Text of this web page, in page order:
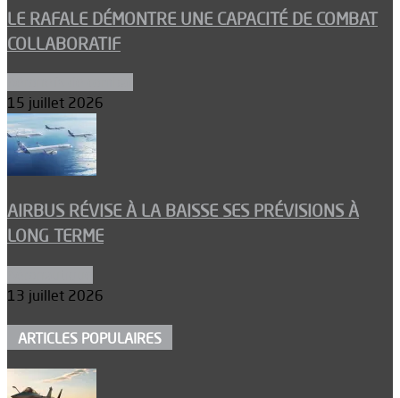
LE RAFALE DÉMONTRE UNE CAPACITÉ DE COMBAT
COLLABORATIF
15 juillet 2026
AIRBUS RÉVISE À LA BAISSE SES PRÉVISIONS À
LONG TERME
13 juillet 2026
ARTICLES POPULAIRES